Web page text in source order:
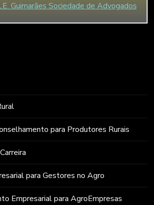
Guimarães Sociedade de Advogados
para Produtores Rurais
para Gestores no Agro
Empresarial para AgroEmpresas